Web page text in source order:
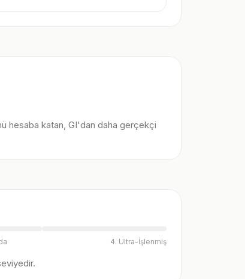
hesaba katan, GI'dan daha gerçekçi
4. Ultra-İşlenmiş